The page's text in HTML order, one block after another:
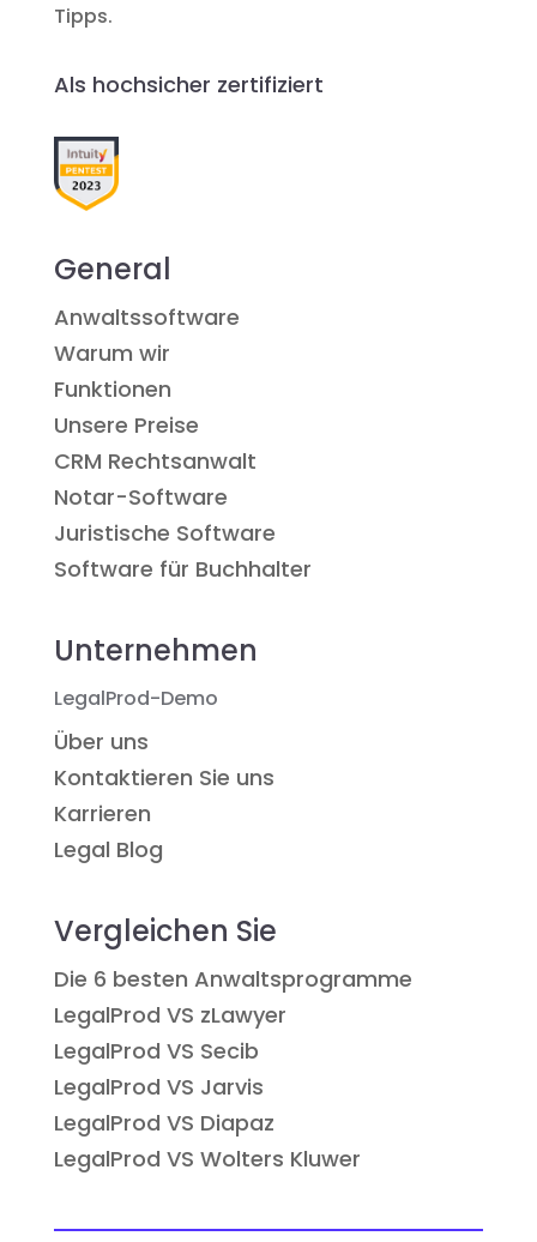
Tipps.
Als hochsicher zertifiziert
General
Anwaltssoftware
Warum wir
Funktionen
Unsere Preise
CRM Rechtsanwalt
Notar-Software
Juristische Software
Software für Buchhalter
Unternehmen
LegalProd-Demo
Über uns
Kontaktieren Sie uns
Karrieren
Legal Blog
Vergleichen Sie
Die 6 besten Anwaltsprogramme
LegalProd VS zLawyer
LegalProd VS Secib
LegalProd VS Jarvis
LegalProd VS Diapaz
LegalProd VS Wolters Kluwer